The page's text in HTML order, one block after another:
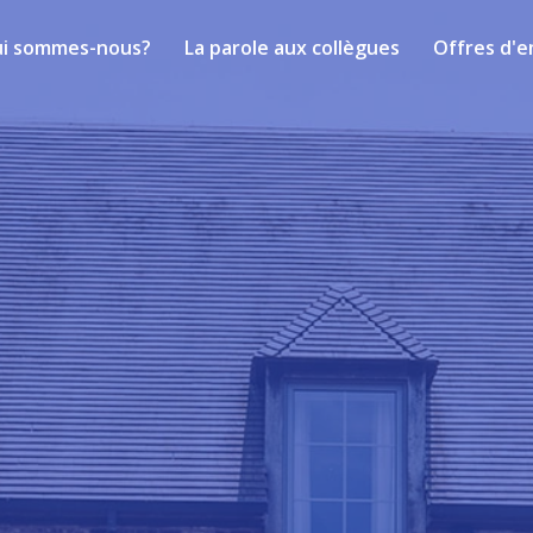
sommes-nous? La parole aux collègues Offres